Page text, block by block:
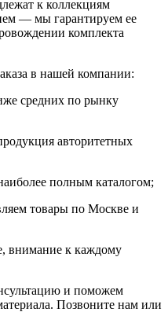
к коллекциям
— мы гарантируем ее
комплекта
в нашей компании:
средних по рынку
авторитетных
полным каталогом;
товары по Москве и
внимание к каждому
и поможем
Позвоните нам или